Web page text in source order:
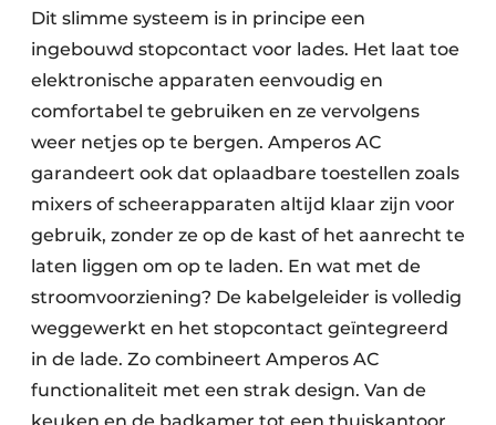
Dit slimme systeem is in principe een
ingebouwd stopcontact voor lades. Het laat toe
elektronische apparaten eenvoudig en
comfortabel te gebruiken en ze vervolgens
weer netjes op te bergen. Amperos AC
garandeert ook dat oplaadbare toestellen zoals
mixers of scheerapparaten altijd klaar zijn voor
gebruik, zonder ze op de kast of het aanrecht te
laten liggen om op te laden. En wat met de
stroomvoorziening? De kabelgeleider is volledig
weggewerkt en het stopcontact geïntegreerd
in de lade. Zo combineert Amperos AC
functionaliteit met een strak design. Van de